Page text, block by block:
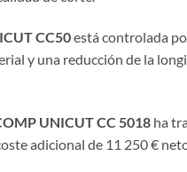
CC50está controlada
y una reducción de la
UNICUT CC 5018 ha
adicional de 11 250 €